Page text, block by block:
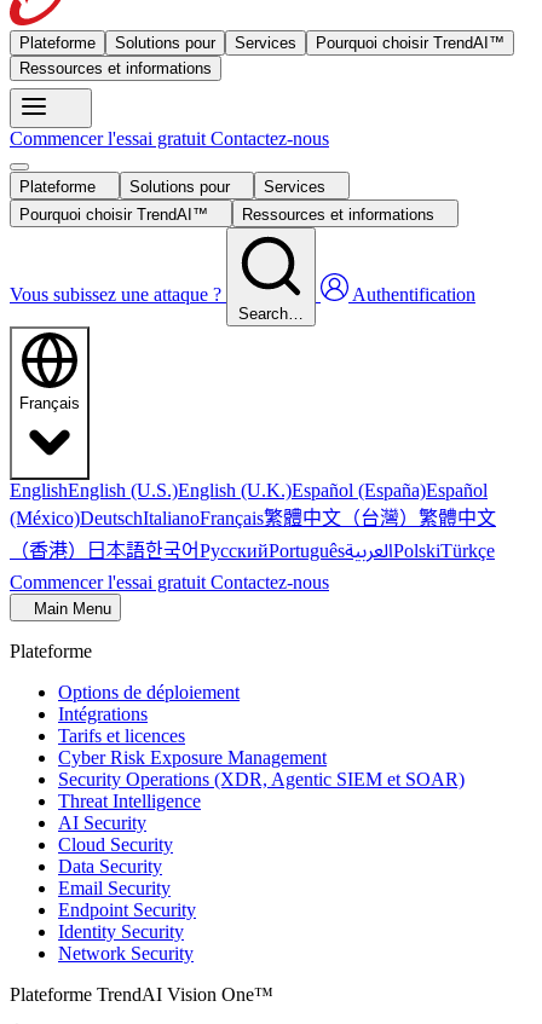
Plateforme Solutions pour Services
Pourquoi choisir TrendAI™
Ressources et informations
Commencer l'essai gratuit Contactez-nous
Plateforme Solutions pour
Services
Pourquoi choisir TrendAI™
Ressources et informations
Vous subissez une attaque ?
Search…
Authentification
Français
EnglishEnglish (U.S.)English (U.K.)Español (España)Español
(México)DeutschItalianoFrançais繁體中文（台灣） 繁體中文
（香港） 日本語한국어РусскийPortuguêsالعربيةPolskiTürkçe
Commencer l'essai gratuit Contactez-nous
Main Menu
Plateforme
Options de déploiement
Intégrations
Tarifs et licences
Cyber Risk Exposure Management
Security Operations (XDR, Agentic SIEM et SOAR)
Threat Intelligence
AI Security
Cloud Security
Data Security
Email Security
Endpoint Security
Identity Security
Network Security
Plateforme TrendAI Vision One™